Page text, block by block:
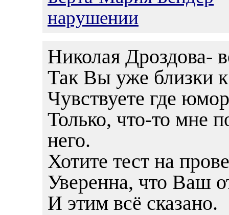
нарушении
Николая Дроздова-
Так Вы уже близки
Чувствуете где
Только, что-то мне
него.
Хотите тест на
Уверенна, что Ваш
И этим всё сказано.